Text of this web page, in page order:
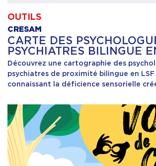
Nos actions
Formation
OUTILS
CRESAM
CARTE DES
PSYCHIATRES BILINGUE
Découvrez une cartographie des
psychiatres de proximité bilingue en
connaissant la déficience sensorielle